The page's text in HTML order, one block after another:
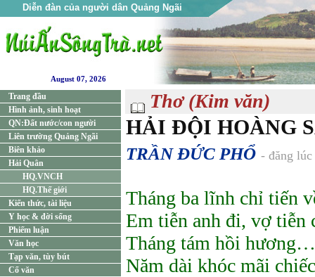
Diễn đàn của người dân Quảng Ngãi
August 07, 2026
Trang đầu
Hình ảnh, sinh hoạt
QN:Đất nước/con người
Liên trường Quảng Ngãi
Biên khảo
Hải Quân
HQ.VNCH
HQ.Thế giới
Kiến thức, tài liệu
Y học & đời sống
Phiếm luận
Văn học
Tạp văn, tùy bút
Cổ văn
Thơ (Kim văn)
HẢI ĐỘI HOÀNG
TRẦN ĐỨC PHỔ - đăng
Tháng ba lĩnh chỉ tiến
Em tiễn anh đi, vợ tiễn
Tháng tám hồi
Năm dài khóc mãi